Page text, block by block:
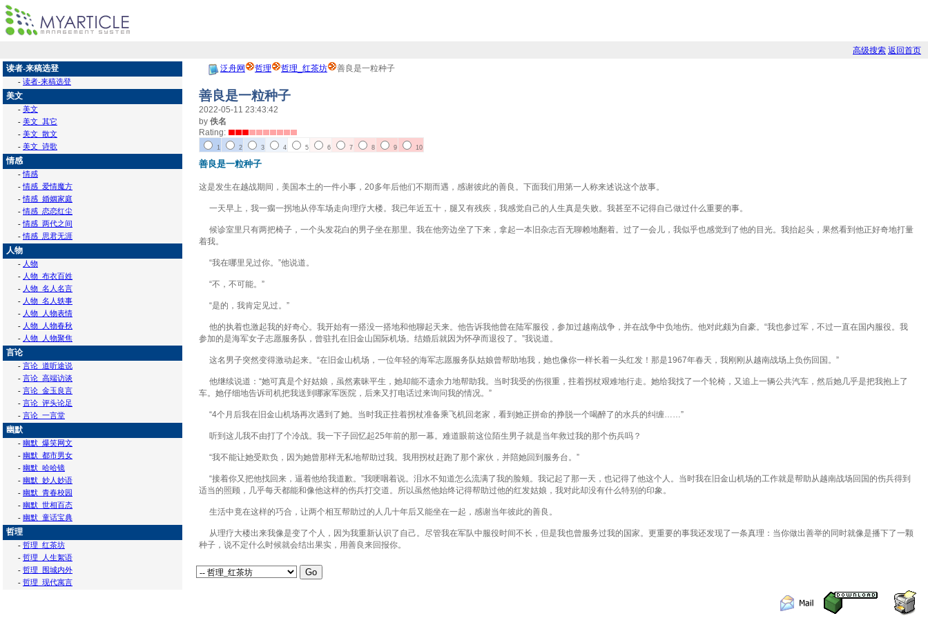
高级搜索 返回首页
读者-来稿选登
- 读者-来稿选登
美文
- 美文
- 美文_其它
- 美文_散文
- 美文_诗歌
情感
-情感
-情感_爱情魔方
-情感_婚姻家庭
-情感_恋恋红尘
-情感_两代之间
-情感_思君无涯
人物
- 人物
- 人物_布衣百姓
- 人物_名人名言
- 人物_名人轶事
- 人物_人物表情
- 人物_人物春秋
- 人物_人物聚焦
言论
- 言论_道听途说
- 言论_高端访谈
- 言论_金玉良言
- 言论_评头论足
- 言论_一言堂
幽默
- 幽默_爆笑网文
- 幽默_都市男女
- 幽默_哈哈镜
- 幽默_妙人妙语
- 幽默_青春校园
- 幽默_世相百态
- 幽默_童话宝典
哲理
- 哲理_红茶坊
- 哲理_人生絮语
- 哲理_围城内外
- 哲理_现代寓言
泛舟网 哲理 哲理_红茶坊 善良是一粒种子
善良是一粒种子
2022-05-11 23:43:42
by 佚名
Rating:
1 2 3 4 5 6 7 8 9 10
善良是一粒种子
这是发生在越战期间，美国本土的一件小事，20多年后他们不期而遇，感谢彼此的善良。下面我们用第一人称来述说这个故事。
一天早上，我一瘸一拐地从停车场走向理疗大楼。我已年近五十，腿又有残疾，我感觉自己的人生真是失败。我甚至不记得自己做过什么重要的事。
候诊室里只有两把椅子，一个头发花白的男子坐在那里。我在他旁边坐了下来，拿起一本旧杂志百无聊赖地翻着。过了一会儿，我似乎也感觉到了他的目光。我抬起头，果然看到他正好奇地打量
着我。
“我在哪里见过你。”他说道。
“不，不可能。”
“是的，我肯定见过。”
他的执着也激起我的好奇心。我开始有一搭没一搭地和他聊起天来。他告诉我他曾在陆军服役，参加过越南战争，并在战争中负地伤。他对此颇为自豪。“我也参过军，不过一直在国内服役。我
参加的是海军女子志愿服务队，曾驻扎在旧金山国际机场。结婚后就因为怀孕而退役了。”我说道。
这名男子突然变得激动起来。“在旧金山机场，一位年轻的海军志愿服务队姑娘曾帮助地我，她也像你一样长着一头红发！那是1967年春天，我刚刚从越南战场上负伤回国。”
他继续说道：“她可真是个好姑娘，虽然素昧平生，她却能不遗余力地帮助我。当时我受的伤很重，拄着拐杖艰难地行走。她给我找了一个轮椅，又追上一辆公共汽车，然后她几乎是把我抱上了
车。她仔细地告诉司机把我送到哪家军医院，后来又打电话过来询问我的情况。”
“4个月后我在旧金山机场再次遇到了她。当时我正拄着拐杖准备乘飞机回老家，看到她正拼命的挣脱一个喝醉了的水兵的纠缠……”
听到这儿我不由打了个冷战。我一下子回忆起25年前的那一幕。难道眼前这位陌生男子就是当年救过我的那个伤兵吗？
“我不能让她受欺负，因为她曾那样无私地帮助过我。我用拐杖赶跑了那个家伙，并陪她回到服务台。”
“接着你又把他找回来，逼着他给我道歉。”我哽咽着说。泪水不知道怎么流满了我的脸颊。我记起了那一天，也记得了他这个人。当时我在旧金山机场的工作就是帮助从越南战场回国的伤兵得到
适当的照顾，几乎每天都能和像他这样的伤兵打交道。所以虽然他始终记得帮助过他的红发姑娘，我对此却没有什么特别的印象。
生活中竟在这样的巧合，让两个相互帮助过的人几十年后又能坐在一起，感谢当年彼此的善良。
从理疗大楼出来我像是变了个人，因为我重新认识了自己。尽管我在军队中服役时间不长，但是我也曾服务过我的国家。更重要的事我还发现了一条真理：当你做出善举的同时就像是播下了一颗
种子，说不定什么时候就会结出果实，用善良来回报你。